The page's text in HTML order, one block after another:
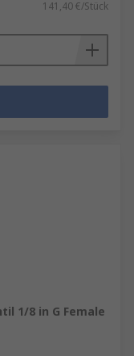
141,40 €/Stück
1/8 in G Female